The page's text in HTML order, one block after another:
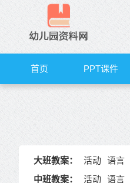
首页 PPT课件
大班教案： 活动 语言
中班教案：
活动 语言